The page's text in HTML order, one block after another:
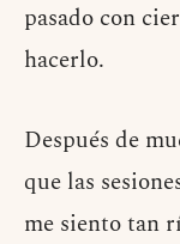
pasado con
hacerlo.
Después de
que las
me siento tan